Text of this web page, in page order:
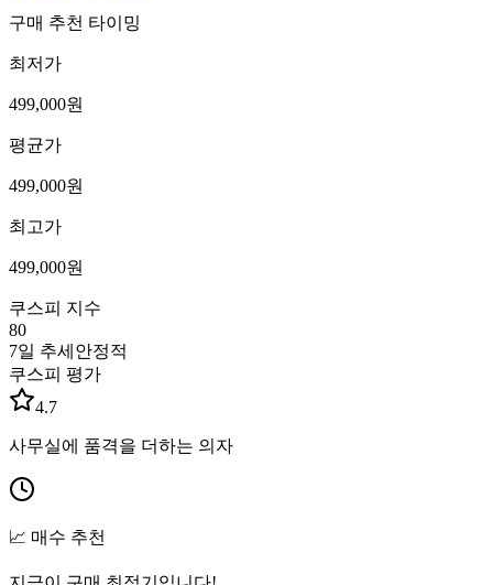
구매 추천 타이밍
최저가
499,000원
평균가
499,000원
최고가
499,000원
쿠스피 지수
80
7일 추세 안정적
쿠스피 평가
4.7
사무실에 품격을 더하는 의자
📈 매수 추천